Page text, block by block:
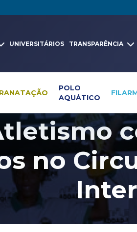
UNIVERSITÁRIOS TRANSPARÊNCIA
POLO
AQUÁTICO
Pesquisa global
no